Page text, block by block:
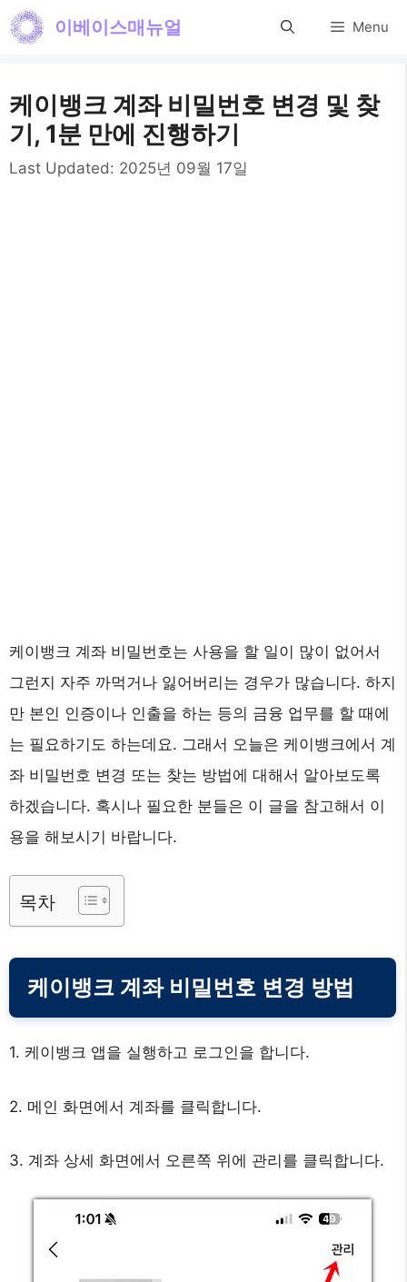
컨
로
건
너
이베이스매뉴얼 Menu
케이뱅크 계좌 비밀번호 변경 및 찾
기, 1분 만에 진행하기
Last Updated: 2025년 09월 17일
케이뱅크 계좌 비밀번호는 사용을 할 일이 많이 없어서
그런지 자주 까먹거나 잃어버리는 경우가 많습니다. 하지
만 본인 인증이나 인출을 하는 등의 금융 업무를 할 때에
는 필요하기도 하는데요. 그래서 오늘은 케이뱅크에서 계
좌 비밀번호 변경 또는 찾는 방법에 대해서 알아보도록
하겠습니다. 혹시나 필요한 분들은 이 글을 참고해서 이
용을 해보시기 바랍니다.
목차
케이뱅크 계좌 비밀번호 변경 방법
1. 케이뱅크 앱을 실행하고 로그인을 합니다.
2. 메인 화면에서 계좌를 클릭합니다.
3. 계좌 상세 화면에서 오른쪽 위에 관리를 클릭합니다.